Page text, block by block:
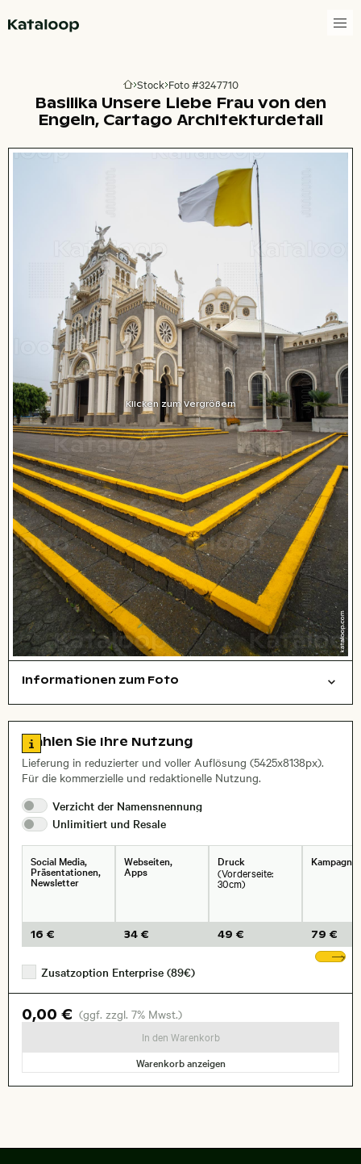
Zur Homepage
Stock Foto #3247710
Basilika Unsere Liebe Frau von den
Engeln, Cartago Architekturdetail
Klicken zum Vergrößern
Informationen zum Foto
Zu den Lizenzinformationen springen
Wählen Sie Ihre Nutzung
Lieferung in reduzierter und voller Auflösung (5425x8138px).
Für die kommerzielle und redaktionelle Nutzung.
Verzicht der Namensnennung
Unlimitiert und Resale
Social Media,
Präsentationen,
Newsletter
16 €
Webseiten,
Apps
34 €
Druck
(Vorderseite:
30cm)
49 € 79 €
Zusatzoption Enterprise (89€)
0,00 € (ggf. zzgl. 7% Mwst.)
In den Warenkorb
Warenkorb anzeigen
Cartago Architekturdetail